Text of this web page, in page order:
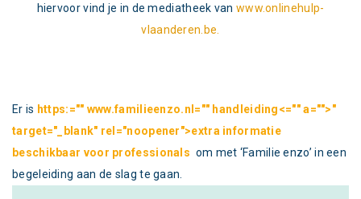
hiervoor vind je in de mediatheek van www.onlinehulp-
vlaanderen.be.
Er is https:="" www.familieenzo.nl="" handleiding<="" a="">"
target="_blank" rel="noopener">extra informatie
beschikbaar voor professionals om met ‘Familie enzo’ in een
begeleiding aan de slag te gaan.